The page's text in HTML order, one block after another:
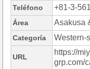
Teléfono +81-3-
Área Asakusa
Categoría Western-
URL
https://
grp.com/